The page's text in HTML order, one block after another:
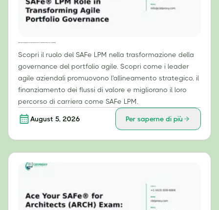
Scopri il ruolo del SAFe LPM nella trasformazione della
governance del portfolio agile. Scopri come i leader
agile aziendali promuovono l'allineamento strategico, il
finanziamento dei flussi di valore e migliorano il loro
percorso di carriera come SAFe LPM.
August 5, 2026 Per saperne di più